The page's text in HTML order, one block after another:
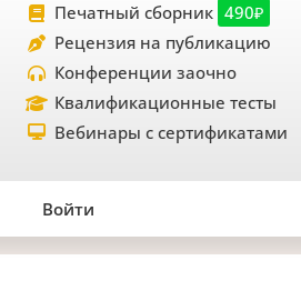
Печатный сборник 490₽
Рецензия на публикацию
Конференции заочно
Квалификационные тесты
Вебинары с сертификатами
Войти